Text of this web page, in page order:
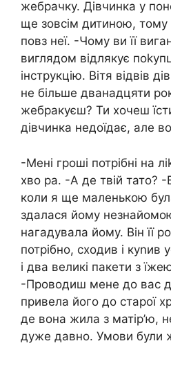
жебрачку. Дівчинка у
ще зовсім дитиною, тому
повз неї. -Чому ви її
виглядом відлякує
інструкцію. Вітя відвів
не більше дванадцяти
жебракуєш? Ти хочеш
дівчинка недоїдає, але
-Мені гроші потрібні на
хво ра. -А де твій тато? -
коли я ще маленькою
здалася йому
нагадувала йому. Він її
потрібно, сходив і куnив
і два великі пакети з
-Проводиш мене до вас
привела його до старої
де вона жила з матір’ю,
дуже давно. Умови були